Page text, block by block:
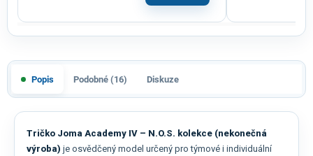
Popis Podobné (16) Diskuze
Tričko Joma Academy IV – N.O.S. kolekce (nekonečná
výroba) je osvědčený model určený pro týmové i individuální